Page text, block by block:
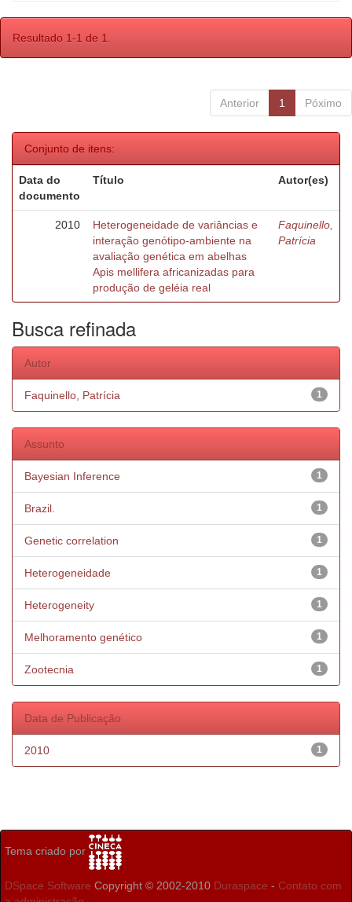
Resultado 1-1 de 1.
Anterior 1 Póximo
Conjunto de itens:
Data do
documento
Título Autor(es)
2010
Heterogeneidade de variâncias e
interação genótipo-ambiente na
avaliação genética em abelhas
Apis mellifera africanizadas para
produção de geléia real
Faquinello,
Patrícia
Busca refinada
Autor
1
Faquinello, Patrícia
Assunto
1
Bayesian Inference
1
Brazil.
1
Genetic correlation
1
Heterogeneidade
1
Heterogeneity
1
Melhoramento genético
1
Zootecnia
Data de Publicação
1
2010
Tema criado por
DSpace Software Copyright © 2002-2010 Duraspace - Contato com